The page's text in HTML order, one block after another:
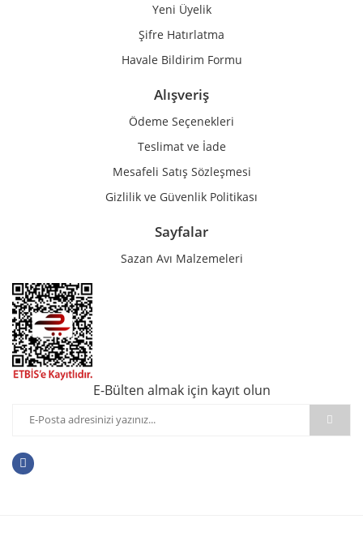
Gönder
Yeni Üyelik
Şifre Hatırlatma
Havale Bildirim Formu
Alışveriş
Ödeme Seçenekleri
Teslimat ve İade
Mesafeli Satış Sözleşmesi
Gizlilik ve Güvenlik Politikası
Sayfalar
Sazan Avı Malzemeleri
E-Bülten almak için kayıt olun